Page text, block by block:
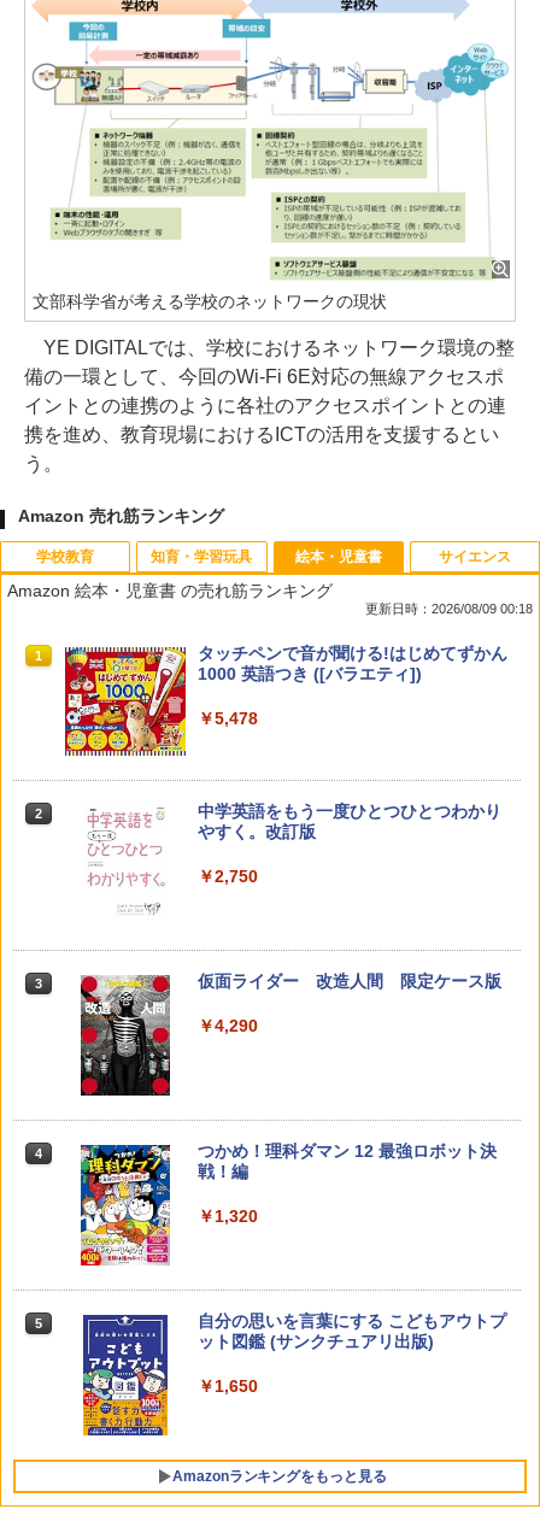
文部科学省が考える学校のネットワークの現状
YE DIGITALでは、学校におけるネットワーク環境の整
備の一環として、今回のWi-Fi 6E対応の無線アクセスポ
イントとの連携のように各社のアクセスポイントとの連
携を進め、教育現場におけるICTの活用を支援するとい
う。
Amazon 売れ筋ランキング
学校教育
1 教育者のためのコーチング入門
2
カウンセリングとは何か 変化するという
こと (講談社現代新書 2787)
￥1,540
3 先生のためのGoogle AI完全攻略図鑑
￥-
4 子どもが変わる魔法の言葉
￥2,200
5
向山洋一の系譜、その先へ 授業の腕を磨
く法則: 教育技術が子供の可能性を伸ば
知育・学習玩具
1
Amazon Fire HD 10 キッズモデル (10イ
ンチ) ピンク 対象年齢3歳から 数千点の
2
パイロット スイスイおえかき for Study
何回も書ける! れんしゅうボード ひらが
な・カタカナ・すうじ・ABC 3歳以上 知
育
【くもん出版公式特別セット】くもん出
版(KUMON PUBLISHING) くもんの日本
￥4,046
￥2,127
早期開発 (スタンダード・エディション)
￥2,959
絵本・児童書
Amazon 絵本・児童書 の売れ筋ランキング
更新日時：2026/08/09 00:18
1
タッチペンで音が聞ける!はじめてずかん
1000 英語つき ([バラエティ])
￥5,478
2
中学英語をもう一度ひとつひとつわかり
やすく。改訂版
￥2,750
3 仮面ライダー 改造人間 限定ケース版
￥4,290
4
つかめ！理科ダマン 12 最強ロボット決
戦！編
￥1,320
5
自分の思いを言葉にする こどもアウトプ
ット図鑑 (サンクチュアリ出版)
￥1,650
Amazonランキングをもっと見る
サイエンス